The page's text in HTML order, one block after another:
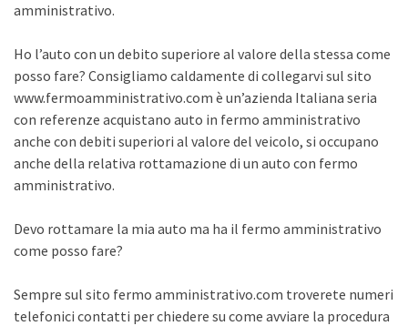
amministrativo.
Ho l’auto con un debito superiore al valore della stessa come
posso fare? Consigliamo caldamente di collegarvi sul sito
www.fermoamministrativo.com è un’azienda Italiana seria
con referenze acquistano auto in fermo amministrativo
anche con debiti superiori al valore del veicolo, si occupano
anche della relativa rottamazione di un auto con fermo
amministrativo.
Devo rottamare la mia auto ma ha il fermo amministrativo
come posso fare?
Sempre sul sito fermo amministrativo.com troverete numeri
telefonici contatti per chiedere su come avviare la procedura